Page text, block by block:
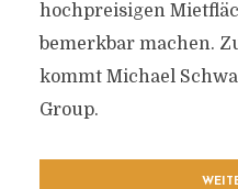
hochpreisigen
bemerkbar machen.
kommt Michael
Group.